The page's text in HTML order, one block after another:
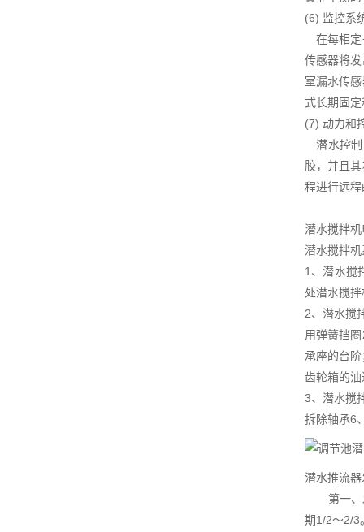
(6) 监控系
在每相定
传感器将
室漏水传
式长期固
(7) 动力和
潜水控制
胶，并且
程进行远
潜水搅拌
潜水搅拌
1、潜水搅
处潜水搅
2、潜水搅
用弹簧挡
承座的台
齿轮箱的
3、潜水搅
拆除轴承6
潜水推流
第一、发
期1/2～2/3